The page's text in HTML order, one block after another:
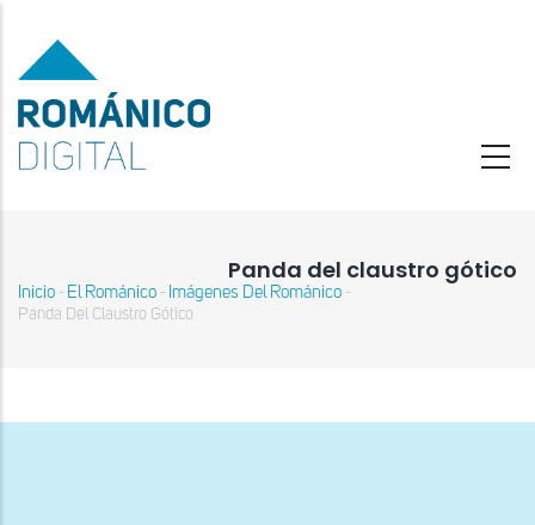
contenido
principal
Panda del claustro gótico
Sobrescribir
ayuda
Inicio - El Románico - Imágenes Del Románico -
Panda Del Claustro Gótico